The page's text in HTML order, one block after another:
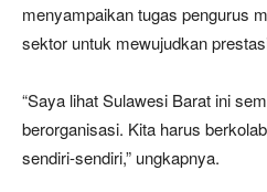
menyampaikan tugas pengurus
sektor untuk mewujudkan
“Saya lihat Sulawesi Barat ini
berorganisasi. Kita harus
sendiri-sendiri,” ungkapnya.